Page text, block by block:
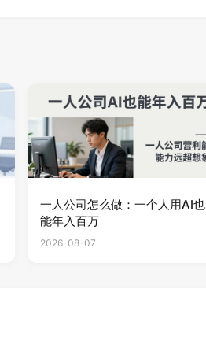
一人公司怎么做：一个人用AI也
能年入百万
2026-08-07